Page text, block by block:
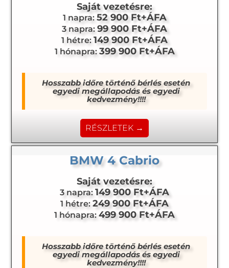
Saját vezetésre:
1 napra: 52 900 Ft+ÁFA
3 napra: 99 900 Ft+ÁFA
1 hétre: 149 900 Ft+ÁFA
1 hónapra: 399 900 Ft+ÁFA
Hosszabb időre történő bérlés esetén
egyedi megállapodás és egyedi
kedvezmény!!!!
RÉSZLETEK →
BMW 4 Cabrio
Saját vezetésre:
3 napra: 149 900 Ft+ÁFA
1 hétre: 249 900 Ft+ÁFA
1 hónapra: 499 900 Ft+ÁFA
Hosszabb időre történő bérlés esetén
egyedi megállapodás és egyedi
kedvezmény!!!!